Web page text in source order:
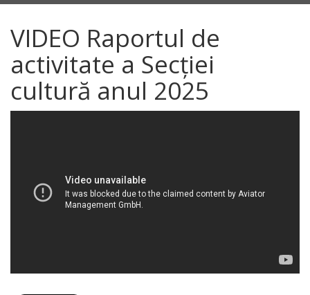
VIDEO Raportul de
activitate a Secției
cultură anul 2025